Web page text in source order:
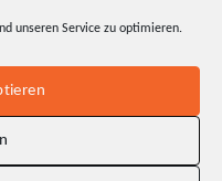
unseren Service zu optimieren.
ggf. zum Stromverbrauch neuer
den offiziellen Stromverbrauch
allen Verkaufsstellen und bei
unentgeltlich erhältlich, sowie